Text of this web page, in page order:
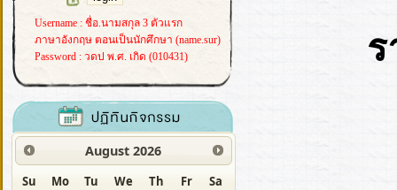
Username : ชื่อ.นามสกุล 3 ตัวแรก
ภาษาอังกฤษ ตอนเป็นนักศึกษา (name.sur)
Password : วดป พ.ศ. เกิด (010431)
August 2026
Su Mo Tu We Th Fr
Sa
ร